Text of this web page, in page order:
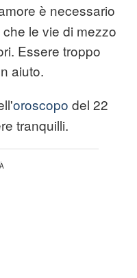
è necessario
le vie di mezzo
Essere troppo
aiuto.
oroscopo del 22
tranquilli.